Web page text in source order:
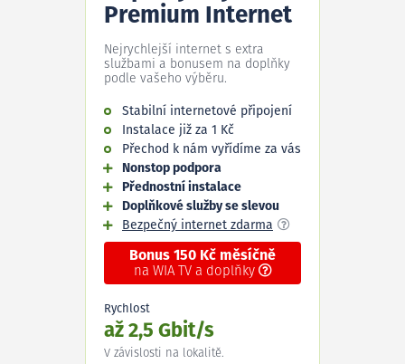
Premium Internet
Nejrychlejší internet s extra
službami a bonusem na doplňky
podle vašeho výběru.
Stabilní internetové připojení
Instalace již za 1 Kč
Přechod k nám vyřídíme za vás
Nonstop podpora
Přednostní instalace
Doplňkové služby se slevou
Bezpečný internet zdarma
Bonus 150 Kč měsíčně
na WIA TV a doplňky
Rychlost
až 2,5 Gbit/s
V závislosti na lokalitě.